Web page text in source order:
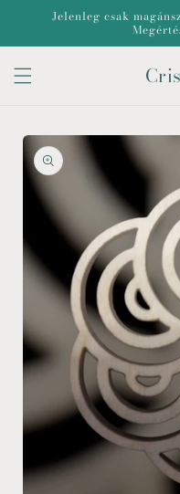
Ugrás aJelenleg csak
Kihagyás, és
ugrás a
termékadatokra